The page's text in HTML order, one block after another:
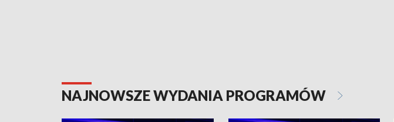
NAJNOWSZE WYDANIA PROGRAMÓW